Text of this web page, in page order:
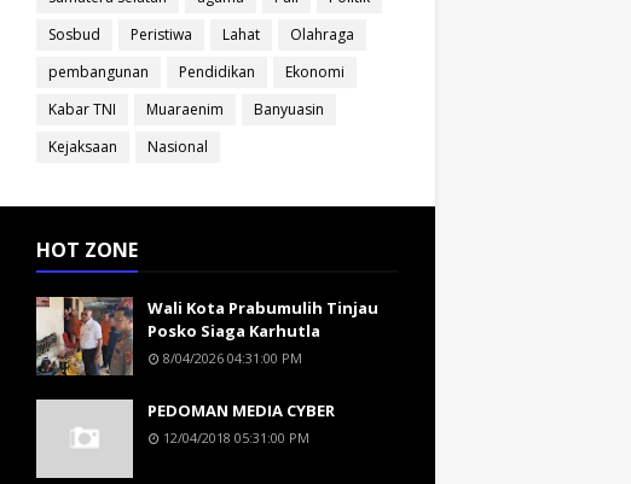
Sosbud
Peristiwa Lahat
Olahraga
pembangunan
Pendidikan
Ekonomi
Kabar TNI
Muaraenim
Banyuasin
Kejaksaan
Nasional
HOT ZONE
Wali Kota Prabumulih Tinjau
Posko Siaga Karhutla
8/04/2026 04:31:00 PM
PEDOMAN MEDIA CYBER
12/04/2018 05:31:00 PM